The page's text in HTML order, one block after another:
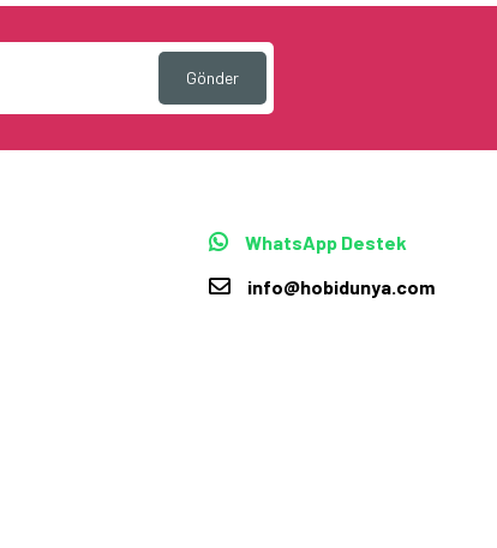
Gönder
WhatsApp Destek
info@hobidunya.com